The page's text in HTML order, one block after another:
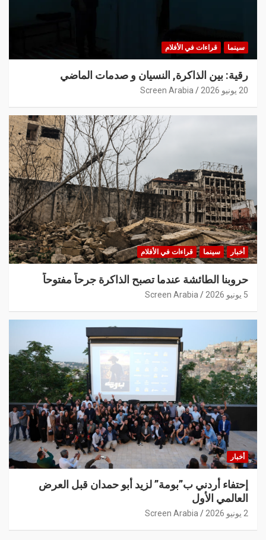
سينما قراءات في الأفلام
رقية: بين الذاكرة, النسيان و صدمات الماضي
20 يونيو 2026 Screen Arabia
أخبار سينما قراءات في الأفلام
حروبنا الطائشة عندما تصبح الذاكرة جرحاً مفتوحاً
5 يونيو 2026 Screen Arabia
أخبار
إحتفاء أردني ب”بومة” لزيد أبو حمدان قبل العرض
العالمي الأول
2 يونيو 2026 Screen Arabia